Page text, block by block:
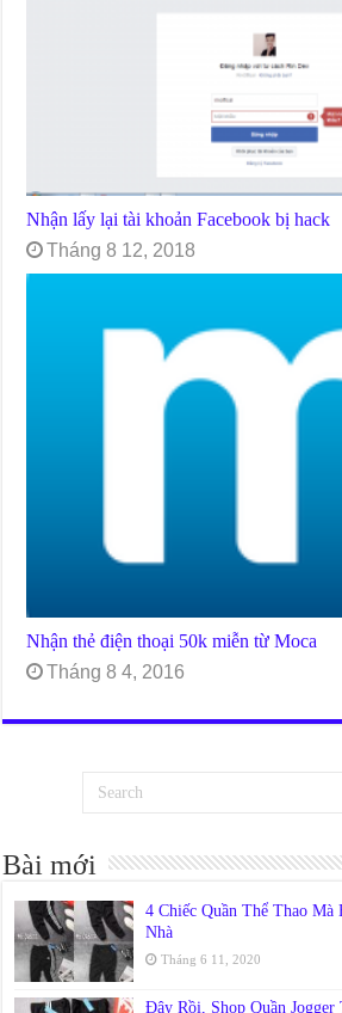
Nhận lấy lại tài khoản Facebook bị hack
Tháng 8 12, 2018
Nhận thẻ điện thoại 50k miễn từ Moca
Tháng 8 4, 2016
Bài mới
4 Chiếc Quần Thể Thao
Nhà
Tháng 6 11, 2020
Đây Rồi, Shop Quần